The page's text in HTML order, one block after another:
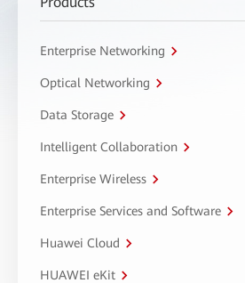
Enterprise Networking
Optical Networking
Data Storage
Intelligent Collaboration
Enterprise Wireless
Enterprise Services and Software
Huawei Cloud
HUAWEI eKit